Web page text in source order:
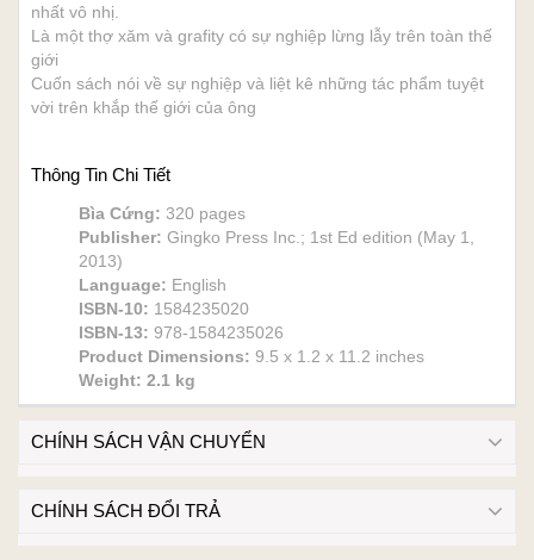
nhất vô nhị.
Là một thợ xăm và grafity có sự nghiệp lừng lẫy trên toàn thế
giới
Cuốn sách nói về sự nghiệp và liệt kê những tác phẩm tuyệt
vời trên khắp thế giới của ông
Thông Tin Chi Tiết
Bìa Cứng: 320 pages
Publisher: Gingko Press Inc.; 1st Ed edition (May 1,
2013)
Language: English
ISBN-10: 1584235020
ISBN-13: 978-1584235026
Product Dimensions: 9.5 x 1.2 x 11.2 inches
Weight: 2.1 kg
CHÍNH SÁCH VẬN CHUYỂN
CHÍNH SÁCH ĐỔI TRẢ